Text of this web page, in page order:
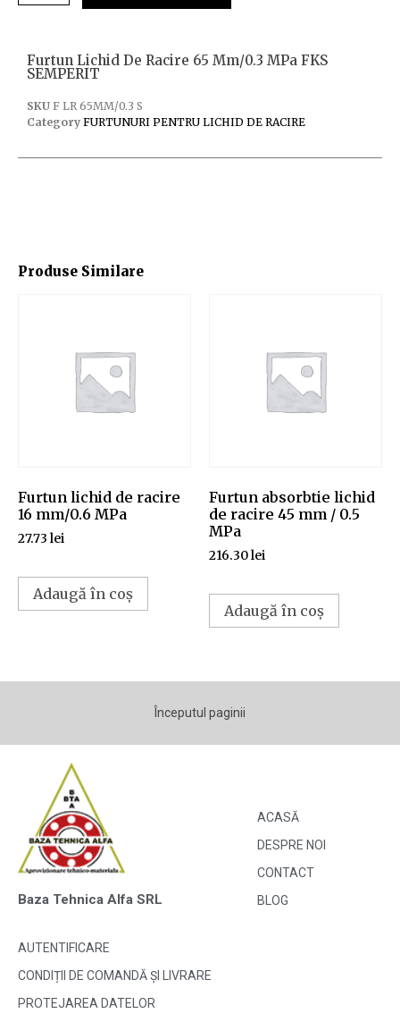
Produse Similare
Furtun lichid de racire
16 mm/0.6 MPa
27.73 lei
Adaugă în coș
Furtun absorbtie lichid
de racire 45 mm / 0.5
MPa
216.30lei
Adaugă în coș
Furtun Lichid De Racire 65 Mm/0.3 MPa FKS
SEMPERIT
SKU F LR 65MM/0.3 S
Category FURTUNURI PENTRU LICHID DE RACIRE
Începutul paginii
Baza Tehnica Alfa SRL
ACASĂ
DESPRE NOI
CONTACT
BLOG
AUTENTIFICARE
CONDIȚII DE COMANDĂ ȘI LIVRARE
PROTEJAREA DATELOR